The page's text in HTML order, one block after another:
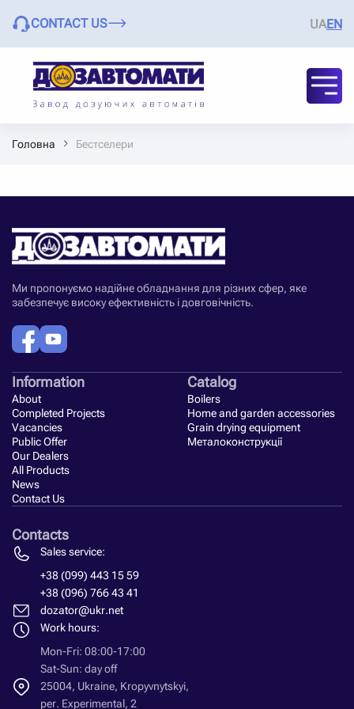
CONTACT US UAEN
Головна Бестселери
Ми пропонуємо надійне обладнання для різних сфер, яке
забезпечує високу ефективність і довговічність.
Information
About
Completed Projects
Vacancies
Public Offer
Our Dealers
All Products
News
Contact Us
Catalog
Boilers
Home and garden accessories
Grain drying equipment
Металоконструкції
Contacts
Sales service:
+38 (099) 443 15 59
+38 (096) 766 43 41
dozator@ukr.net
Work hours:
Mon-Fri: 08:00-17:00
Sat-Sun: day off
25004, Ukraine, Kropyvnytskyi,
per. Experimental, 2